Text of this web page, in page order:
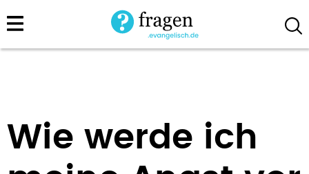
Direkt
zum
Wie werde ich